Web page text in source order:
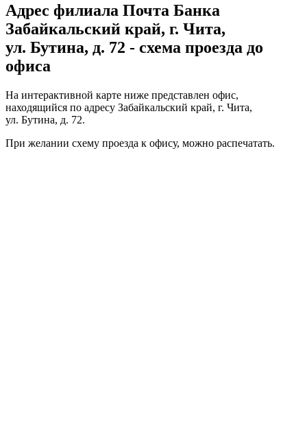
Адрес филиала Почта Банка
Забайкальский край, г. Чита,
ул. Бутина, д. 72 - схема проезда до
офиса
На интерактивной карте ниже представлен офис,
находящийся по адресу Забайкальский край, г. Чита,
ул. Бутина, д. 72.
При желании схему проезда к офису, можно распечатать.